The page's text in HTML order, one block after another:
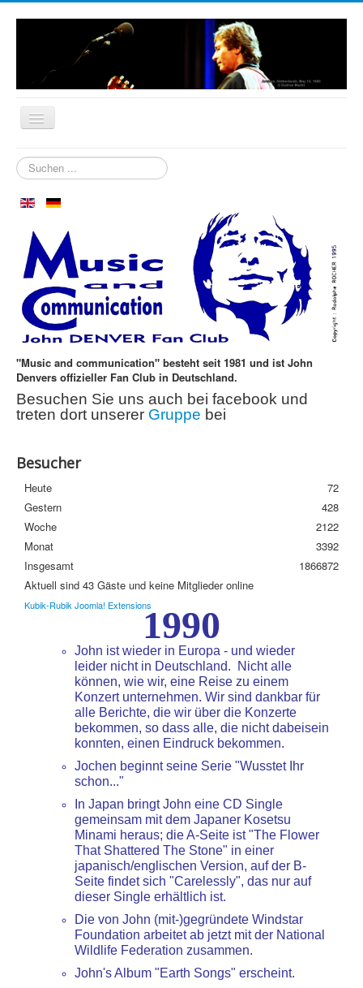
Startseite
Neuigkeiten
Aspen im Oktober
Clubtreffen
Die ersten 30 Jahre
Streuobstwiese
Newsletter
Datenschutzerklärung
Suchen
...
"Music and communication" besteht seit 1981 und ist John
Denvers offizieller Fan Club in Deutschland.
Besuchen Sie uns auch bei facebook und
treten dort unserer Gruppe bei
Besucher
Heute
72
Gestern
428
Woche
2122
Monat
3392
Insgesamt
1866872
Aktuell sind 43 Gäste und keine Mitglieder online
Kubik-Rubik Joomla! Extensions1990
John ist wieder in Europa - und wieder
leider nicht in Deutschland. Nicht alle
können, wie wir, eine Reise zu einem
Konzert unternehmen. Wir sind dankbar für
alle Berichte, die wir über die Konzerte
bekommen, so dass alle, die nicht dabeisein
konnten, einen Eindruck bekommen.
Jochen beginnt seine Serie "Wusstet Ihr
schon..."
In Japan bringt John eine CD Single
gemeinsam mit dem Japaner Kosetsu
Minami heraus; die A-Seite ist "The Flower
That Shattered The Stone" in einer
japanisch/englischen Version, auf der B-
Seite findet sich "Carelessly", das nur auf
dieser Single erhältlich ist.
Die von John (mit-)gegründete Windstar
Foundation arbeitet ab jetzt mit der National
Wildlife Federation zusammen.
John's Album "Earth Songs" erscheint.